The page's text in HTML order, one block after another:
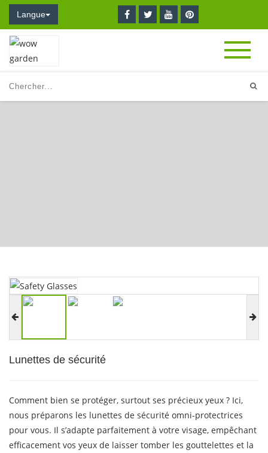
Langue
Lunettes de sécurité
Comment bien se protéger, surtout ses précieux yeux ? Ici,
nous préparons les lunettes de sécurité omni-protectrices
pour vous. Il s’adapte parfaitement à votre visage, empêchant
efficacement vos yeux de laisser tomber les gouttelettes et la